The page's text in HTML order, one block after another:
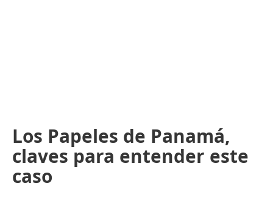
Los Papeles de Panamá,
claves para entender este
caso